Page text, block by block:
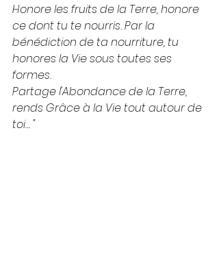
Honore les fruits de la Terre, honore
ce dont tu te nourris. Par la
bénédiction de ta nourriture, tu
honores la Vie sous toutes ses
formes.
Partage l'Abondance de la Terre,
rends Grâce à la Vie tout autour de
toi… "